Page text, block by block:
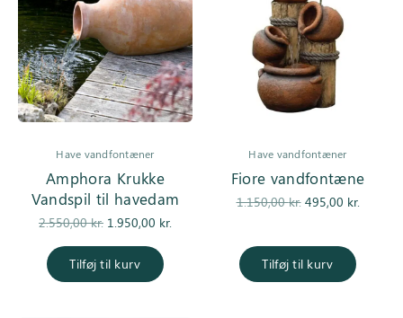
Have vandfontæner
Amphora Krukke
Vandspil til havedam
2.550,00kr.
Den
pris var:
2.550,00 kr..
1.950,00 kr.
Tilføj til kurv
Have vandfontæner
Fiore vandfontæne
1.150,00kr.
Den
1.150,00 kr..
495,00 kr.
Tilføj til kurv